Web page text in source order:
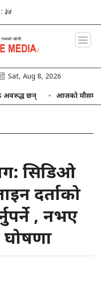
३५
Sat, Aug 8, 2026
आजको मौसम : केही
सिडिओ
दर्ताको
, नभए